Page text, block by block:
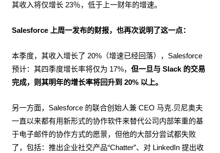
其收入将仅增长 23％，低于上一财年的增速。
Salesforce 上周一发布的财报，也再次说明了这一点：
本季度，其收入增长了 20%（增速已经回落），Salesforce
预计：其四季度增长率将仅为 17%， 但一旦与 Slack 的交易
完成，则其明年的增长率将回升到 20% 以上。
另一方面，Salesforce 的联合创始人兼 CEO 马克.贝尼奥夫
一直以来都有用新形式的协作软件来替代公司内部笨重的基
于电子邮件的协作方式的愿景，但他的大部分尝试都失败
了，包括：推出企业社交产品“Chatter”、对 LinkedIn 提出收